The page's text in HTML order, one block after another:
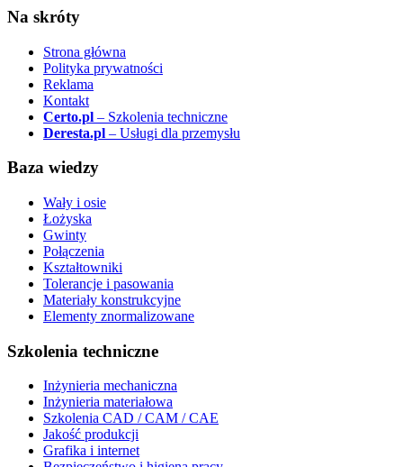
Na skróty
Strona główna
Polityka prywatności
Reklama
Kontakt
Certo.pl – Szkolenia techniczne
Deresta.pl – Usługi dla przemysłu
Baza wiedzy
Wały i osie
Łożyska
Gwinty
Połączenia
Kształtowniki
Tolerancje i pasowania
Materiały konstrukcyjne
Elementy znormalizowane
Szkolenia techniczne
Inżynieria mechaniczna
Inżynieria materiałowa
Szkolenia CAD / CAM / CAE
Jakość produkcji
Grafika i internet